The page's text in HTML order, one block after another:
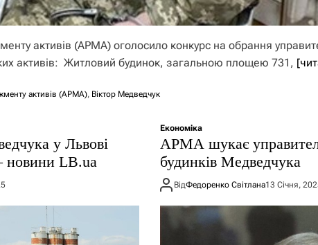
активів (АРМА) оголосило конкурс на обрання
активів: Житловий будинок, загальною площею 731,
активів (АРМА), Віктор Медведчук
у Львові
новини LB.ua
Економіка
АРМА шукає
будинків Медведчука
ВідФедоренко Світлана13 Січня,